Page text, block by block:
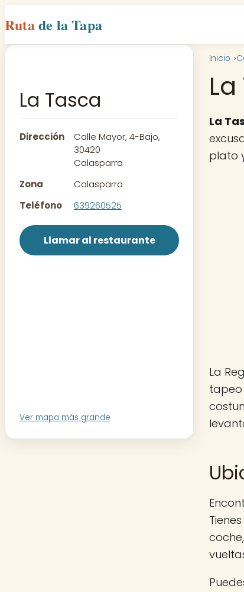
Rutade la Tapa
La Tasca
Dirección
Calle Mayor, 4-Bajo,
30420
Calasparra
Zona
Calasparra
Teléfono
639260525
Llamar al restaurante
Ver mapa más grande
Inicio
La
plato
La
tapeo